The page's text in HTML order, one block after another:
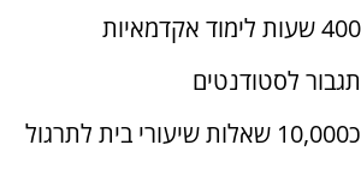
400 שעות לימוד אקדמאיות
תגבור לסטודנטים
כ10,000 שאלות שיעורי בית לתרגול